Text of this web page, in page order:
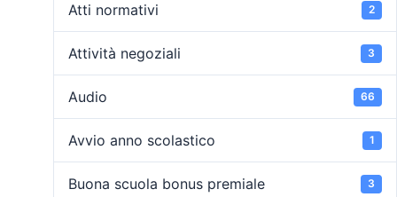
Atti normativi 2
Attività negoziali 3
Audio 66
Avvio anno scolastico 1
Buona scuola bonus premiale 3